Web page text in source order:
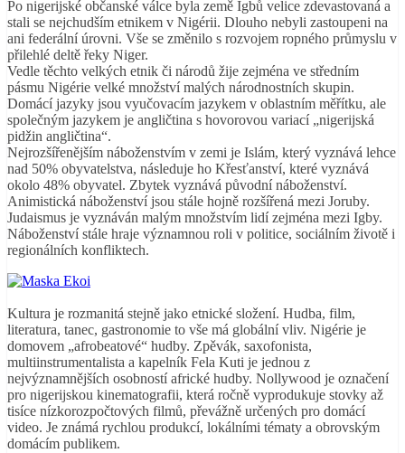
Po nigerijské občanské válce byla země Igbů velice zdevastovaná a
stali se nejchudším etnikem v Nigérii. Dlouho nebyli zastoupeni na
ani federální úrovni. Vše se změnilo s rozvojem ropného průmyslu v
přilehlé deltě řeky Niger.
Vedle těchto velkých etnik či národů žije zejména ve středním
pásmu Nigérie velké množství malých národnostních skupin.
Domácí jazyky jsou vyučovacím jazykem v oblastním měřítku, ale
společným jazykem je angličtina s hovorovou variací „nigerijská
pidžin angličtina“.
Nejrozšířenějším náboženstvím v zemi je Islám, který vyznává lehce
nad 50% obyvatelstva, následuje ho Křesťanství, které vyznává
okolo 48% obyvatel. Zbytek vyznává původní náboženství.
Animistická náboženství jsou stále hojně rozšířená mezi Joruby.
Judaismus je vyznáván malým množstvím lidí zejména mezi Igby.
Náboženství stále hraje významnou roli v politice, sociálním životě i
regionálních konfliktech.
Kultura je rozmanitá stejně jako etnické složení. Hudba, film,
literatura, tanec, gastronomie to vše má globální vliv. Nigérie je
domovem „afrobeatové“ hudby. Zpěvák, saxofonista,
multiinstrumentalista a kapelník Fela Kuti je jednou z
nejvýznamnějších osobností africké hudby. Nollywood je označení
pro nigerijskou kinematografii, která ročně vyprodukuje stovky až
tisíce nízkorozpočtových filmů, převážně určených pro domácí
video. Je známá rychlou produkcí, lokálními tématy a obrovským
domácím publikem.